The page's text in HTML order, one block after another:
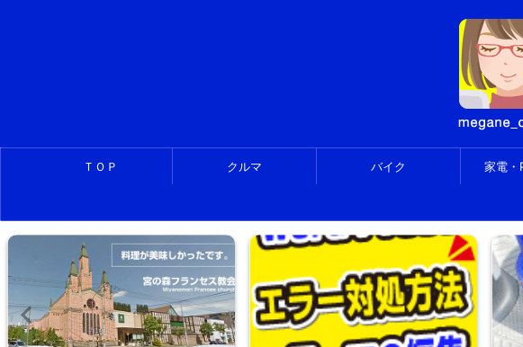
ＴＯＰ クルマ バイク 家電・